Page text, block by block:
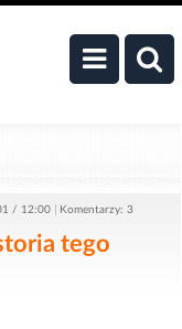
/ 12:00 Komentarzy: 3
tego